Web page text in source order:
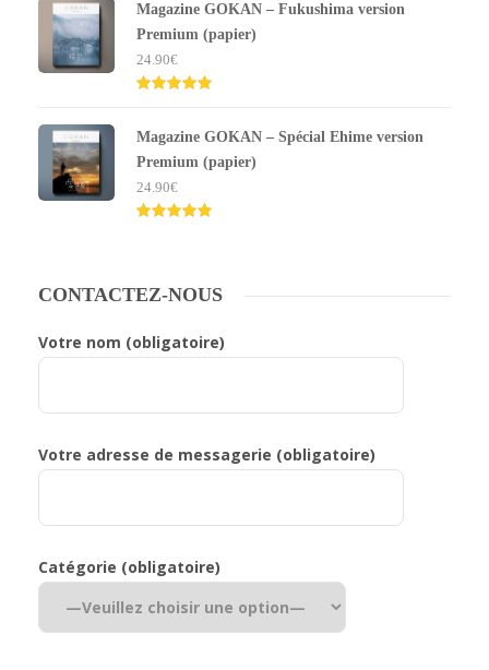
sur 5
Magazine GOKAN – Fukushima version
Premium (papier)
24.90€
sur 5
Magazine GOKAN – Spécial Ehime version
Premium (papier)
24.90€
CONTACTEZ-NOUS
Votre nom (obligatoire)
Votre adresse de messagerie (obligatoire)
Catégorie (obligatoire)